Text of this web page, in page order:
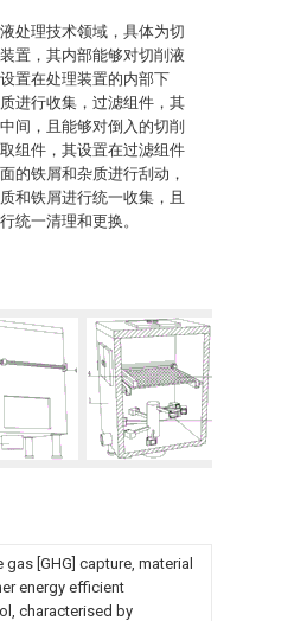
处理技术领域，具体为切
置，其内部能够对切削液
置在处理装置的内部下
进行收集，过滤组件，其
间，且能够对倒入的切削
组件，其设置在过滤组件
的铁屑和杂质进行刮动，
和铁屑进行统一收集，且
统一清理和更换。
gas [GHG] capture, material
energy efficient
characterised by